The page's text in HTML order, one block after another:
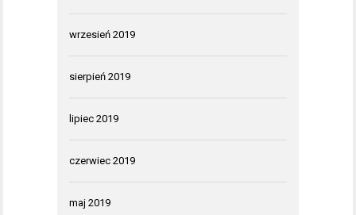
wrzesień 2019
sierpień 2019
lipiec 2019
czerwiec 2019
maj 2019